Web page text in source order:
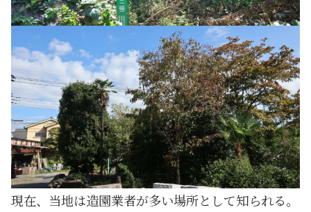
現在、当地は造園業者が多い場所として知られる。